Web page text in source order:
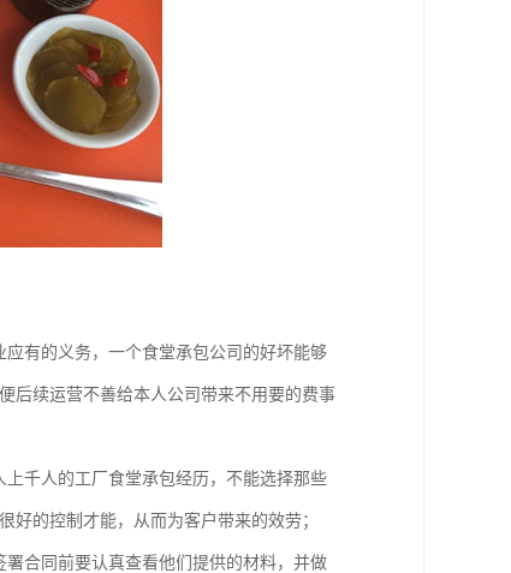
有的义务，一个食堂承包公司的好坏能够
后续运营不善给本人公司带来不用要的费事
千人的工厂食堂承包经历，不能选择那些
的控制才能，从而为客户带来的效劳；
合同前要认真查看他们提供的材料，并做